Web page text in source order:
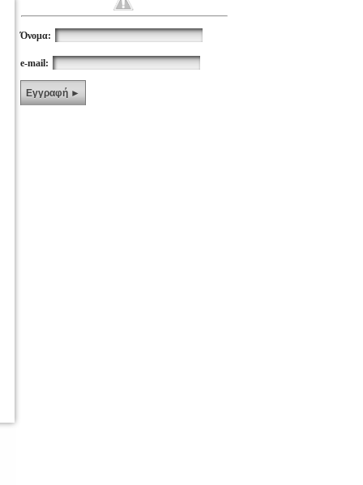
Όνομα:
e-mail:
Εγγραφή ►